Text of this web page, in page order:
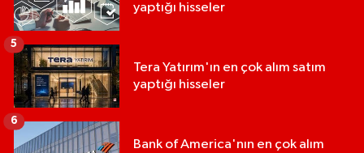
yaptığı hisseler
Tera Yatırım'ın en çok alım satım
yaptığı hisseler
5
Bank of America'nın en çok alım
6